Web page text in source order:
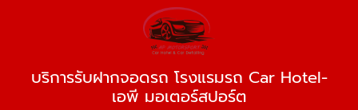
บริการรับฝากจอดรถ โรงแรมรถ Car Hotel-
เอพี มอเตอร์สปอร์ต